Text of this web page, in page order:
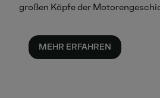
großen Köpfe der
MEHR ERFAHREN